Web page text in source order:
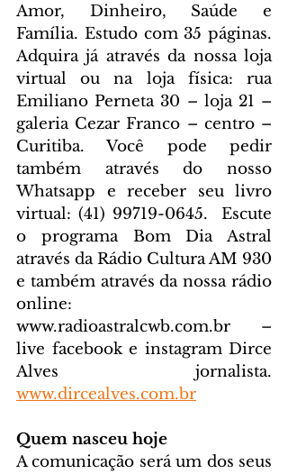
Amor, Dinheiro, Saúde e
Família. Estudo com 35 páginas.
Adquira já através da nossa loja
virtual ou na loja física: rua
Emiliano Perneta 30 – loja 21 –
galeria Cezar Franco – centro –
Curitiba. Você pode pedir
também através do nosso
Whatsapp e receber seu livro
virtual: (41) 99719-0645.
Escute
o programa Bom Dia Astral
através da Rádio Cultura AM 930
e também através da nossa rádio
www.radioastralcwb.com.br –
live facebook e instagram Dirce
www.dircealves.com.br
Quem nasceu hoje
A comunicação será um dos seus